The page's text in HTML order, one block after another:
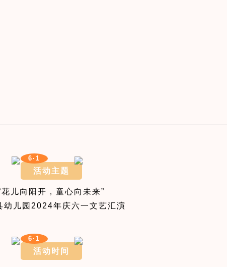
6·1
活动主题
花儿向阳开，童心向未来”
幼儿园2024年庆六一文艺汇演
6·1
活动时间